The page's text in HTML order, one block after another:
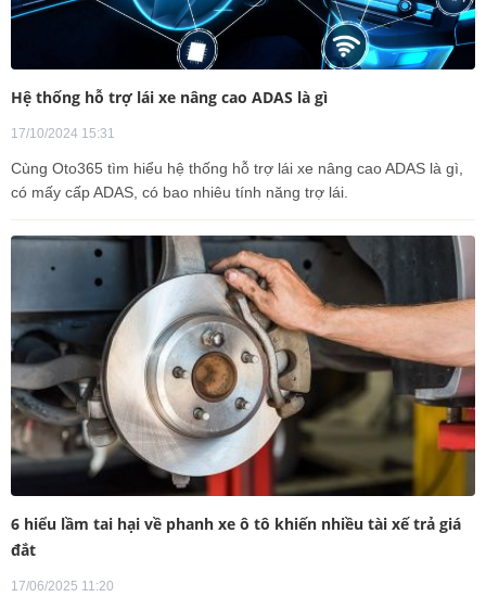
Hệ thống hỗ trợ lái xe nâng cao ADAS là gì
17/10/2024 15:31
Cùng Oto365 tìm hiểu hệ thống hỗ trợ lái xe nâng cao ADAS là gì,
có mấy cấp ADAS, có bao nhiêu tính năng trợ lái.
6 hiểu lầm tai hại về phanh xe ô tô khiến nhiều tài xế trả giá
đắt
17/06/2025 11:20